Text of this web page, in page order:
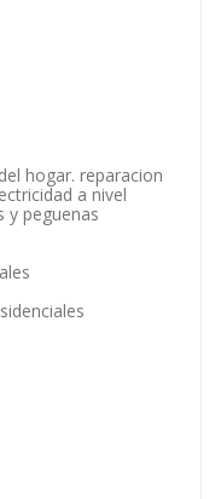
hogar. reparacion
a nivel
y peguenas